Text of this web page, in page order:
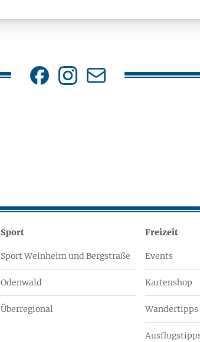
Sport
Sport Weinheim und Bergstraße
Odenwald
Überregional
Freizeit
Events
Kartenshop
Wandertipps